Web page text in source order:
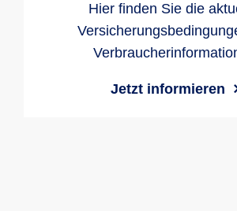
Hier finden Sie die
Jetzt informieren